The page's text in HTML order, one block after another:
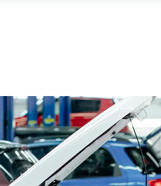
ПРОДУКЦИЯ SUZUTEC
КУЗОВНЫЕ ЗАПЧАСТИ И РЕМОНТ
УЗНАТЬ СТОИМОСТЬ ДЕТАЛИ